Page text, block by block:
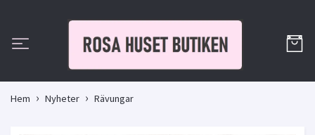
Hem Nyheter Rävungar